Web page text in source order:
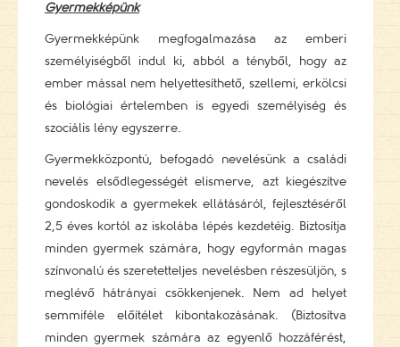
Gyermekképünk
Gyermekképünk megfogalmazása az emberi
személyiségből indul ki, abból a tényből, hogy az
ember mással nem helyettesíthető, szellemi, erkölcsi
és biológiai értelemben is egyedi személyiség és
szociális lény egyszerre.
Gyermekközpontú, befogadó nevelésünk a családi
nevelés elsődlegességét elismerve, azt kiegészítve
gondoskodik a gyermekek ellátásáról, fejlesztéséről
2,5 éves kortól az iskolába lépés kezdetéig. Biztosítja
minden gyermek számára, hogy egyformán magas
színvonalú és szeretetteljes nevelésben részesüljön, s
meglévő hátrányai csökkenjenek. Nem ad helyet
semmiféle előítélet kibontakozásának. (Biztosítva
minden gyermek számára az egyenlő hozzáférést,